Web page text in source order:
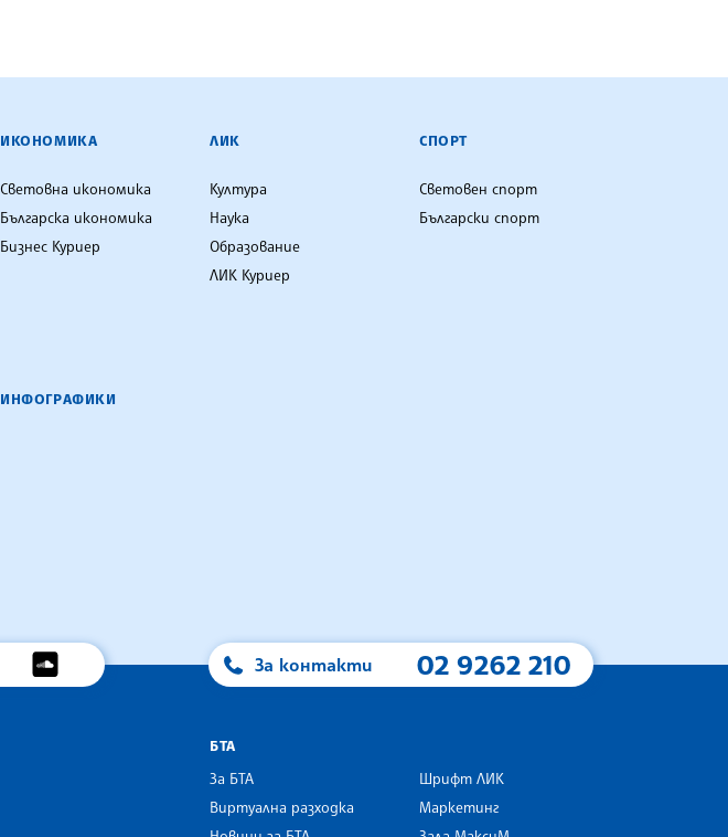
ИКОНОМИКА
Световна икономика
Българска икономика
Бизнес Куриер
ЛИК
Култура
Наука
Образование
ЛИК Куриер
СПОРТ
Световен спорт
Български спорт
ИНФОГРАФИКИ
За контакти 02 9262 210
БТА
За БТА
Виртуална разходка
Шрифт ЛИК
Маркетинг